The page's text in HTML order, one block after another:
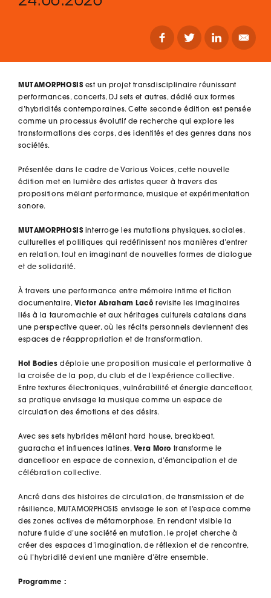
MUTAMORPHOSIS est un projet transdisciplinaire réunissant
performances, concerts, DJ sets et autres, dédié aux formes
d’hybridités contemporaines. Cette seconde édition est pensée
comme un processus évolutif de recherche qui explore les
transformations des corps, des identités et des genres dans nos
sociétés.
Présentée dans le cadre de Various Voices, cette nouvelle
édition met en lumière des artistes queer à travers des
propositions mêlant performance, musique et expérimentation
sonore.
MUTAMORPHOSIS interroge les mutations physiques, sociales,
culturelles et politiques qui redéfinissent nos manières d’entrer
en relation, tout en imaginant de nouvelles formes de dialogue
et de solidarité.
À travers une performance entre mémoire intime et fiction
documentaire, Victor Abraham Lacô revisite les imaginaires
liés à la tauromachie et aux héritages culturels catalans dans
une perspective queer, où les récits personnels deviennent des
espaces de réappropriation et de transformation.
Hot Bodies déploie une proposition musicale et performative à
la croisée de la pop, du club et de l’expérience collective.
Entre textures électroniques, vulnérabilité et énergie dancefloor,
sa pratique envisage la musique comme un espace de
circulation des émotions et des désirs.
Avec ses sets hybrides mêlant hard house, breakbeat,
guaracha et influences latines, Vera Moro transforme le
dancefloor en espace de connexion, d’émancipation et de
célébration collective.
Ancré dans des histoires de circulation, de transmission et de
résilience, MUTAMORPHOSIS envisage le son et l’espace comme
des zones actives de métamorphose. En rendant visible la
nature fluide d’une société en mutation, le projet cherche à
créer des espaces d’imagination, de réflexion et de rencontre,
où l’hybridité devient une manière d’être ensemble.
Programme :